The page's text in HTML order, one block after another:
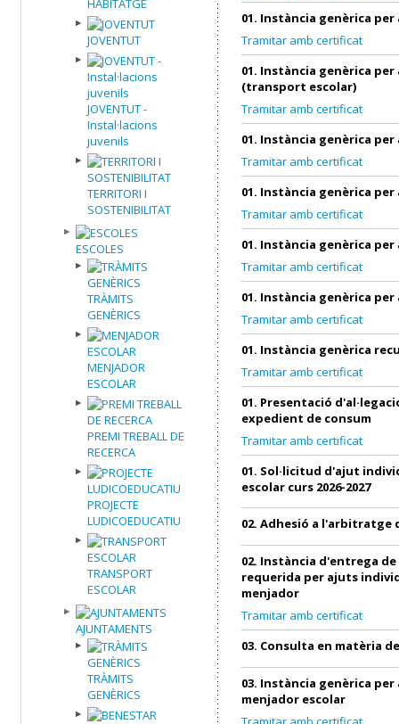
HABITATGE
JOVENTUT
JOVENTUT -
Instal·lacions
juvenils
TERRITORI I
SOSTENIBILITAT
ESCOLES
TRÀMITS
GENÈRICS
MENJADOR
ESCOLAR
PREMI TREBALL DE
RECERCA
PROJECTE
LUDICOEDUCATIU
TRANSPORT
ESCOLAR
AJUNTAMENTS
TRÀMITS
GENÈRICS
01. Instància genèrica per
Tramitar amb certificat
01. Instància genèrica per
(transport escolar)
Tramitar amb certificat
01. Instància genèrica
Tramitar amb certificat
01. Instància genèrica
Tramitar amb certificat
01. Instància genèrica
Tramitar amb certificat
01. Instància genèrica
Tramitar amb certificat
01. Instància genèrica
Tramitar amb certificat
01. Presentació
expedient de consum
Tramitar amb certificat
01. Sol·licitud d'ajut
escolar curs 2026-2027
02. Adhesió a l'arbitratge
02. Instància d'entrega
requerida per ajuts
menjador
Tramitar amb certificat
03. Consulta en matèria
03. Instància genèrica
menjador escolar